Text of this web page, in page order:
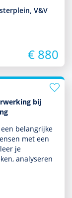
V&V
€ 880
bij
belang­rijke
met een
je
analyseren